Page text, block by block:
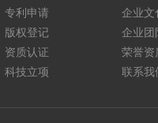
专利申请
版权登记
资质认证
科技立项
企业文
企业团
荣誉资
联系我